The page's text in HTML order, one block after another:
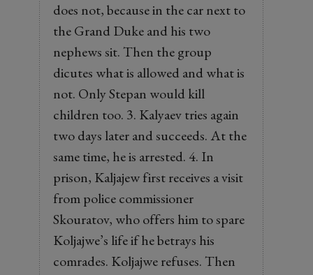
does not, because in the car next to
the Grand Duke and his two
nephews sit. Then the group
dicutes what is allowed and what is
not. Only Stepan would kill
children too. 3. Kalyaev tries again
two days later and succeeds. At the
same time, he is arrested. 4. In
prison, Kaljajew first receives a visit
from police commissioner
Skouratov, who offers him to spare
Koljajwe’s life if he betrays his
comrades. Koljajwe refuses. Then